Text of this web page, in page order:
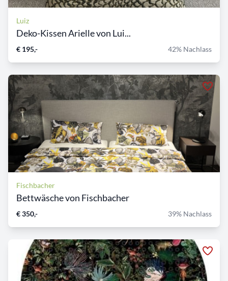
Luiz
Deko-Kissen Arielle von Lui...
€ 195,- 42% Nachlass
Fischbacher
Bettwäsche von Fischbacher
€ 350,- 39% Nachlass